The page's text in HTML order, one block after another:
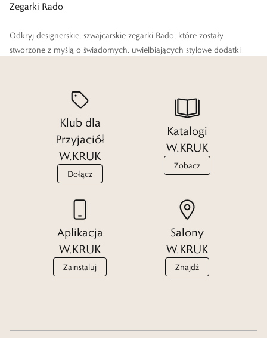
Zegarki Rado
Odkryj designerskie, szwajcarskie zegarki Rado, które zostały
stworzone z myślą o świadomych, uwielbiających stylowe dodatki
którym trudno odmówić nowoczesności.
Klub dla
Przyjaciół
W.KRUK
Dołącz
Katalogi
W.KRUK
Zobacz
Aplikacja
W.KRUK
Zainstaluj
Salony
W.KRUK
Znajdź